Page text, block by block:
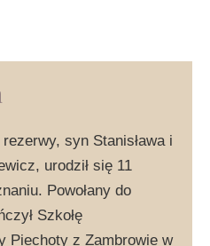
syn Stanisława i
urodził się 11
Powołany do
Szkołę
Piechoty z Zambrowie w